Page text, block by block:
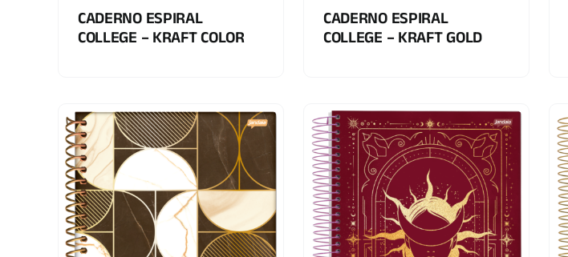
CADERNO ESPIRAL
COLLEGE – KRAFT COLOR
CADERNO ESPIRAL
COLLEGE – KRAFT GOLD